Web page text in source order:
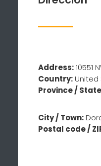
Address:10551
Country:United
Province /
City / Town:
Postal code /